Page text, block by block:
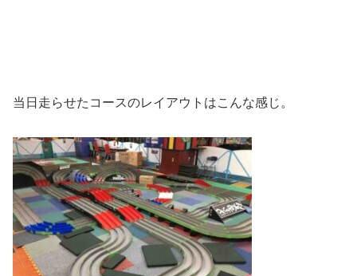
当日走らせたコースのレイアウトはこんな感じ。